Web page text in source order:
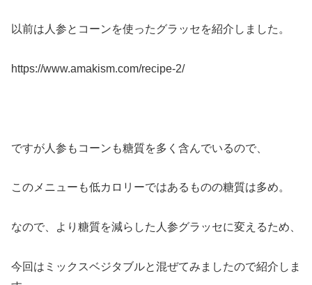
以前は人参とコーンを使ったグラッセを紹介しました。
https://www.amakism.com/recipe-2/
ですが人参もコーンも糖質を多く含んでいるので、
このメニューも低カロリーではあるものの糖質は多め。
なので、より糖質を減らした人参グラッセに変えるため、
今回はミックスベジタブルと混ぜてみましたので紹介しま